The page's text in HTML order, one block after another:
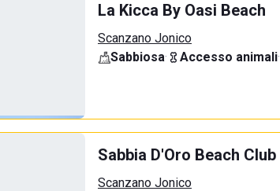
La Kicca By Oasi Beach
Scanzano Jonico
Sabbiosa· Accesso animali·
Sabbia D'Oro Beach Club
Scanzano Jonico